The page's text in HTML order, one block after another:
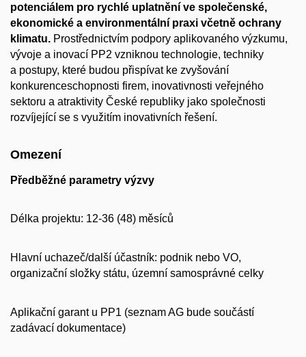
potenciálem pro rychlé uplatnění ve společenské,
ekonomické a environmentální praxi včetně ochrany
klimatu. Prostřednictvím podpory aplikovaného výzkumu,
vývoje a inovací PP2 vzniknou technologie, techniky
a postupy, které budou přispívat ke zvyšování
konkurenceschopnosti firem, inovativnosti veřejného
sektoru a atraktivity České republiky jako společnosti
rozvíjející se s využitím inovativních řešení.
Omezení
Předběžné parametry výzvy
Délka projektu: 12-36 (48) měsíců
Hlavní uchazeč/další účastník: podnik nebo VO,
organizační složky státu, územní samosprávné celky
Aplikační garant u PP1 (seznam AG bude součástí
zadávací dokumentace)